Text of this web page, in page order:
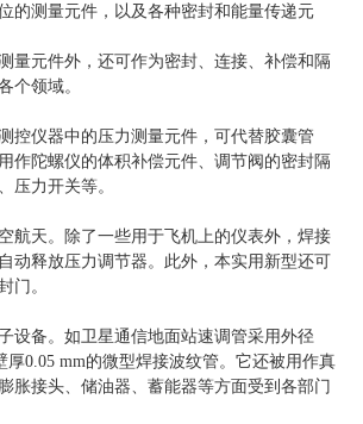
的测量元件，以及各种密封和能量传递元
量元件外，还可作为密封、连接、补偿和隔
个领域。
控仪器中的压力测量元件，可代替胶囊管
作陀螺仪的体积补偿元件、调节阀的密封隔
压力开关等。
航天。除了一些用于飞机上的仪表外，焊接
动释放压力调节器。此外，本实用新型还可
门。
设备。如卫星通信地面站速调管采用外径
厚0.05 mm的微型焊接波纹管。它还被用作真
胀接头、储油器、蓄能器等方面受到各部门